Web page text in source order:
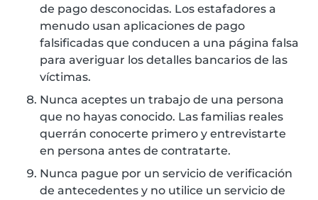
de pago desconocidas. Los estafadores a
menudo usan aplicaciones de pago
falsificadas que conducen a una página falsa
para averiguar los detalles bancarios de las
víctimas.
Nunca aceptes un trabajo de una persona
que no hayas conocido. Las familias reales
querrán conocerte primero y entrevistarte
en persona antes de contratarte.
Nunca pague por un servicio de verificación
de antecedentes y no utilice un servicio de